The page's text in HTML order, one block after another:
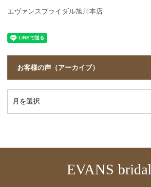
エヴァンスブライダル旭川本店
お客様の声（アーカイブ）
EVANS bridal